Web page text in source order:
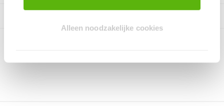
Alleen noodzakelijke cookies